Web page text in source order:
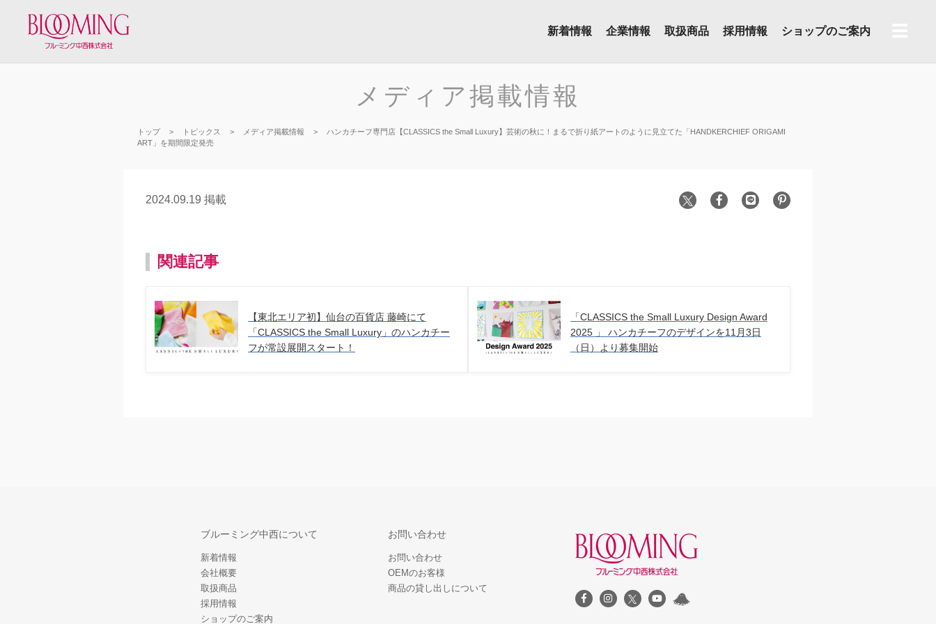
新着情報 企業情報 取扱商品 採用情報 ショップのご案内
メディア掲載情報
トップ トピックス メディア掲載情報
ハンカチーフ専門店【CLASSICS the Small Luxury】芸術の秋に！まるで折り紙アートのように見立てた「HANDKERCHIEF ORIGAMI
ART」を期間限定発売
2024.09.19 掲載
関連記事
【東北エリア初】仙台の百貨店 藤崎にて
「CLASSICS the Small Luxury」のハンカチー
フが常設展開スタート！
「CLASSICS the Small Luxury Design Award
2025 」 ハンカチーフのデザインを11⽉3⽇
（日）より募集開始
ブルーミング中西について
新着情報
会社概要
取扱商品
採用情報
ショップのご案内
お問い合わせ
お問い合わせ
OEMのお客様
商品の貸し出しについて